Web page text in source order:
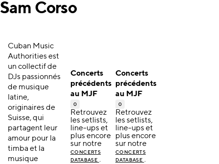
Sam Corso
Cuban Music
Authorities est
un collectif de
DJs passionnés
de musique
latine,
originaires de
Suisse, qui
partagent leur
amour pour la
timba et la
musique
Concerts
précédents
au MJF
0
Retrouvez
les setlists,
line-ups et
plus encore
sur notre
CONCERTS
DATABASE .
Concerts
précédents
au MJF
0
Retrouvez
les setlists,
line-ups et
plus encore
sur notre
CONCERTS
DATABASE .